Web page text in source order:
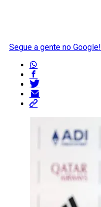
Segue a gente no Google!